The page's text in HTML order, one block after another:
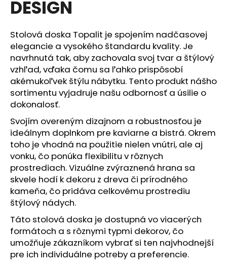
DESIGN
Stolová doska Topalit je spojením nadčasovej
elegancie a vysokého štandardu kvality. Je
navrhnutá tak, aby zachovala svoj tvar a štýlový
vzhľad, vďaka čomu sa ľahko prispôsobí
akémukoľvek štýlu nábytku. Tento produkt nášho
sortimentu vyjadruje našu odbornosť a úsilie o
dokonalosť.
Svojím overeným dizajnom a robustnosťou je
ideálnym doplnkom pre kaviarne a bistrá. Okrem
toho je vhodná na použitie nielen vnútri, ale aj
vonku, čo ponúka flexibilitu v rôznych
prostrediach. Vizuálne zvýraznená hrana sa
skvele hodí k dekoru z dreva či prírodného
kameňa, čo pridáva celkovému prostrediu
štýlový nádych.
Táto stolová doska je dostupná vo viacerých
formátoch a s rôznymi typmi dekorov, čo
umožňuje zákazníkom vybrať si ten najvhodnejší
pre ich individuálne potreby a preferencie.
á
s
ť
?
HĽADAŤ
O
d
p
o
r
ú
č
a
m
e